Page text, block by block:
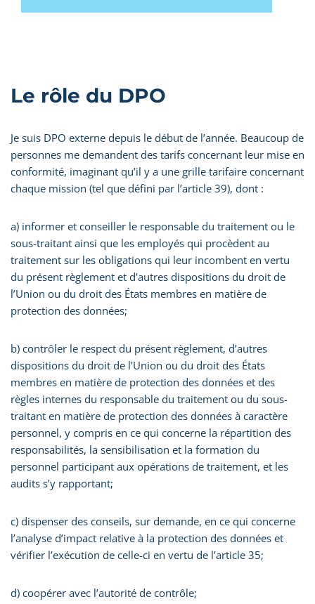
Le rôle du DPO
Je suis DPO externe depuis le début de l’année. Beaucoup de
personnes me demandent des tarifs concernant leur mise en
conformité, imaginant qu’il y a une grille tarifaire concernant
chaque mission (tel que défini par l’article 39), dont :
a) informer et conseiller le responsable du traitement ou le
sous-traitant ainsi que les employés qui procèdent au
traitement sur les obligations qui leur incombent en vertu
du présent règlement et d’autres dispositions du droit de
l’Union ou du droit des États membres en matière de
protection des données;
b) contrôler le respect du présent règlement, d’autres
dispositions du droit de l’Union ou du droit des États
membres en matière de protection des données et des
règles internes du responsable du traitement ou du sous-
traitant en matière de protection des données à caractère
personnel, y compris en ce qui concerne la répartition des
responsabilités, la sensibilisation et la formation du
personnel participant aux opérations de traitement, et les
audits s’y rapportant;
c) dispenser des conseils, sur demande, en ce qui concerne
l’analyse d’impact relative à la protection des données et
vérifier l’exécution de celle-ci en vertu de l’article 35;
d) coopérer avec l’autorité de contrôle;